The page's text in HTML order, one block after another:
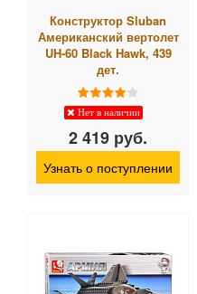
Конструктор Sluban
Американский вертолет
UH-60 Black Hawk, 439
дет.
Нет в наличии
2 419 руб.
Узнать о поступлении